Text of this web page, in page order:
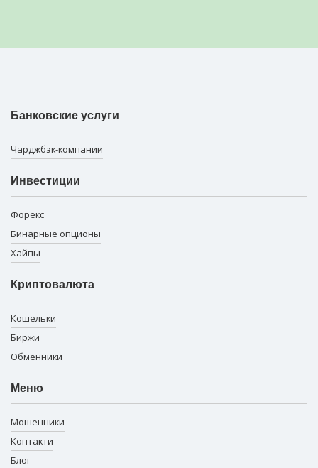
Банковские услуги
Чарджбэк-компании
Инвестиции
Форекс
Бинарные опционы
Хайпы
Криптовалюта
Кошельки
Биржи
Обменники
Меню
Мошенники
Контакти
Блог